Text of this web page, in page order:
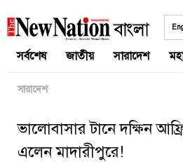
to
সর্বশেষ জাতীয় সারাদেশ
সারাদেশ
ভালোবাসার টানে দক্ষিন
এলেন মাদারীপুরে!